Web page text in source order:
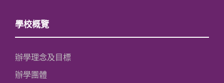
學校概覽
辦學理念及目標
辦學團體